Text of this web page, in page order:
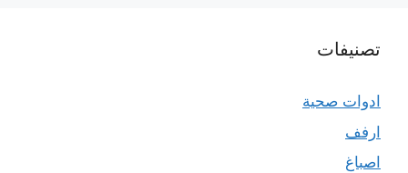
تصنيفات
ادوات صحية
ارفف
اصباغ